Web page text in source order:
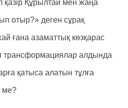
қазір Құрылтай мен жаңа
отыр?» деген сұрақ
ғана азаматтық көзқарас
трансформациялар алдында
қатыса алатын тұлға
ме?